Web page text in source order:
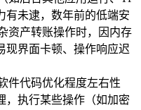
有未逮，数年前的低端安
资产转账操作时，因内存
现界面卡顿、操作响应迟
件代码优化程度左右性
，执行某些操作（如加密